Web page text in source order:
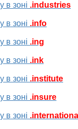
в зоні .industries
в зоні .info
в зоні .ing
в зоні .ink
в зоні .institute
в зоні .insure
в зоні